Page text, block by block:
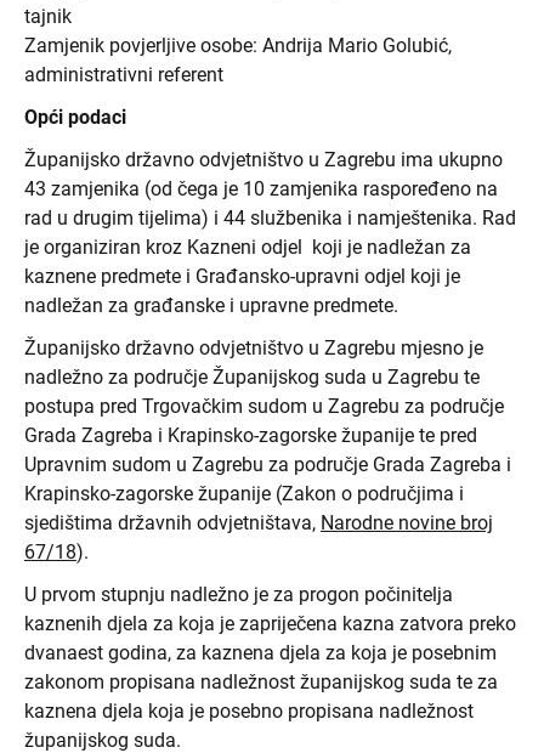
tajnik
Zamjenik povjerljive osobe: Andrija Mario Golubić,
administrativni referent
Opći podaci
Županijsko državno odvjetništvo u Zagrebu ima ukupno
43 zamjenika (od čega je 10 zamjenika raspoređeno na
rad u drugim tijelima) i 44 službenika i namještenika. Rad
je organiziran kroz Kazneni odjel koji je nadležan za
kaznene predmete i Građansko-upravni odjel koji je
nadležan za građanske i upravne predmete.
Županijsko državno odvjetništvo u Zagrebu mjesno je
nadležno za područje Županijskog suda u Zagrebu te
postupa pred Trgovačkim sudom u Zagrebu za područje
Grada Zagreba i Krapinsko-zagorske županije te pred
Upravnim sudom u Zagrebu za područje Grada Zagreba i
Krapinsko-zagorske županije (Zakon o područjima i
sjedištima državnih odvjetništava, Narodne novine broj
67/18).
U prvom stupnju nadležno je za progon počinitelja
kaznenih djela za koja je zapriječena kazna zatvora preko
dvanaest godina, za kaznena djela za koja je posebnim
zakonom propisana nadležnost županijskog suda te za
kaznena djela koja je posebno propisana nadležnost
županijskog suda.